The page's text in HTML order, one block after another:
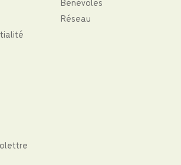
Réseau